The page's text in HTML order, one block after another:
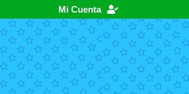
Mi Cuenta